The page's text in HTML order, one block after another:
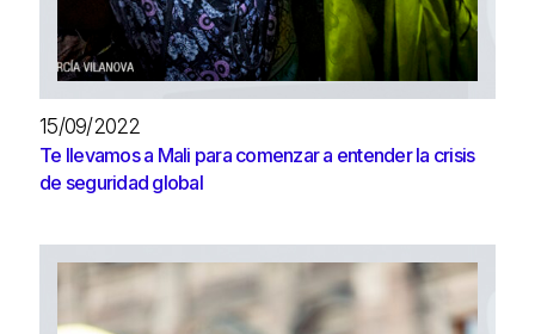
15/09/2022
Te llevamos a Mali para comenzar a entender la crisis
de seguridad global